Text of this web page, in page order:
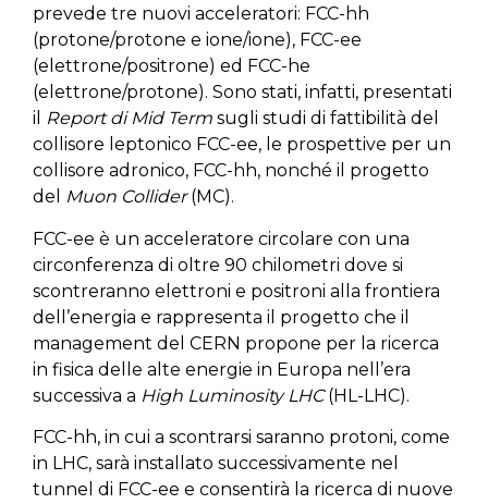
prevede tre nuovi acceleratori: FCC-hh
(protone/protone e ione/ione), FCC-ee
(elettrone/positrone) ed FCC-he
(elettrone/protone). Sono stati, infatti, presentati
il
Report di Mid Term sugli studi di fattibilità del
collisore leptonico FCC-ee, le prospettive per un
collisore adronico, FCC-hh, nonché il progetto
del
Muon Collider(MC).
FCC-ee è un acceleratore circolare con una
circonferenza di oltre 90 chilometri dove si
scontreranno elettroni e positroni alla frontiera
dell’energia e rappresenta il progetto che il
management del CERN propone per la ricerca
in fisica delle alte energie in Europa nell’era
successiva a High Luminosity LHC(HL-LHC).
FCC-hh, in cui a scontrarsi saranno protoni, come
in LHC, sarà installato successivamente nel
tunnel di FCC-ee e consentirà la ricerca di nuove